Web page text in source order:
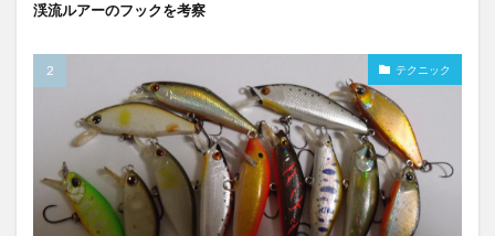
渓流ルアーのフックを考察
テクニック